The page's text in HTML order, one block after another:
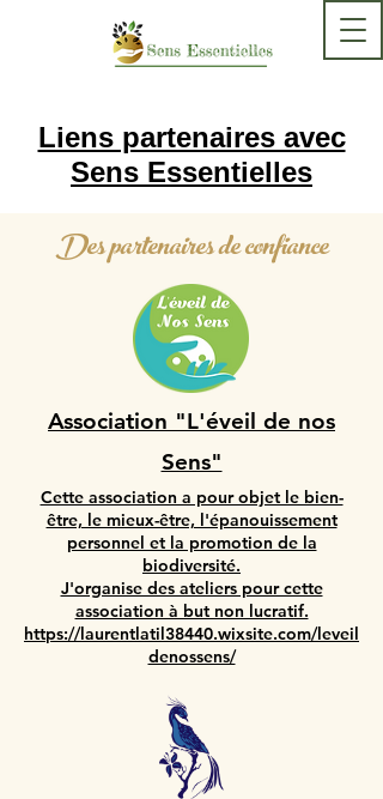
Liens partenaires avec
Sens Essentielles
Des partenaires de confiance
Association "L'éveil de nos
Sens"
Cette association a pour objet le bien-
être, le mieux-être, l'épanouissement
personnel et la promotion de la
biodiversité.
J'organise des ateliers pour cette
association à but non lucratif.
https://laurentlatil38440.wixsite.com/leveil
denossens/